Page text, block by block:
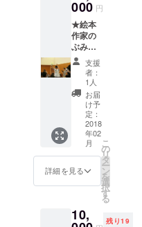
ありが
とうご
ざいま
す！ 設
定金額
は3000
円から
自由に
設定で
きるの
で、も
し宜し
ければ
１円で
も多く
支援し
しいで
キャン
プファ
イヤー
の引き
落とし
確認
メール
を見せ
て頂け
ました
らご入
場頂け
ます。
バッジ
は講演
会当日
講演会
000 円
★絵本
作家の
ぶみ講
演会
2018in
高知で
スタッ
フにな
れる権
利 （高
知限定T
シャ
ツ、チ
ラシ配
布権利
つき）
当日、
スタッ
支援
者：
1人
お届
け予
定：
2018
年02
月
詳細を見る
こ
の
リ
タ
ー
ン
を
選
択
す
る
10, 残り19